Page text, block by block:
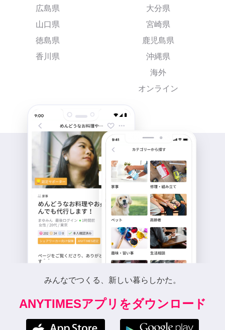
広島県
山口県
徳島県
香川県
大分県
宮崎県
鹿児島県
沖縄県
海外
オンライン
みんなでつくる、新しい暮らしかた。
ANYTIMESアプリをダウンロード